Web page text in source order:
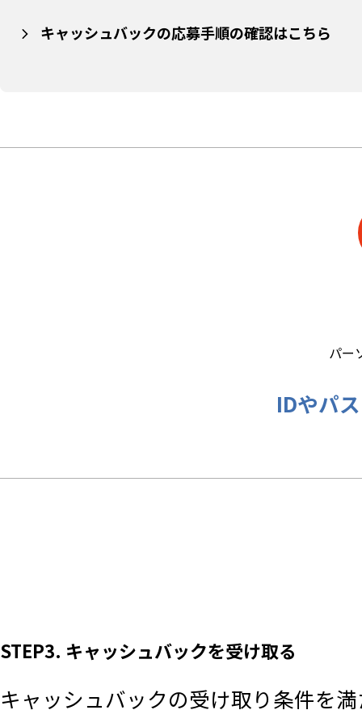
キャッシュバックの応募手順の確認はこちら
パー
IDやパ
STEP3. キャッシュバックを受け取る
キャッシュバックの受け取り条件を